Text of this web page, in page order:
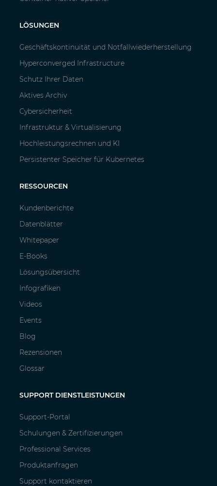
LÖSUNGEN
Geschäftskontinuität und Notfallwiederherstellung
Hyperconverged Infrastructure
Schutz Ihrer Daten
Aktives Archiv
Cybersicherheit
Infrastruktur & Virtualisierung
Hochleistungsrechnen und KI
Persistenter Speicher für Kubernetes
RESSOURCEN
Kundenberichte
Datenblätter
Whitepaper
E-Books
Lösungsübersicht
Infografiken
Videos
Events
Blog
Rezensionen
Glossar
SUPPORT DIENSTLEISTUNGEN
Support-Portal
Schulungen & Zertifizierungen
Professional Services
Produktanfragen
Support kontaktieren